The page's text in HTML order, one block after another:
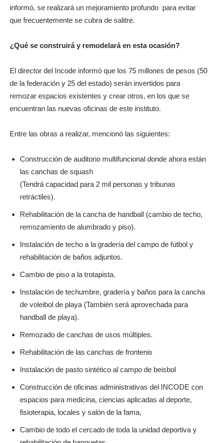
informó, se realizará un mejoramiento profundo para evitar
que frecuentemente se cubra de salitre.
¿Qué se construirá y remodelará en esta ocasión?
El director del Incode informó que los 75 millones de pesos (50
de la federación y 25 del estado) serán invertidos para
remozar espacios existentes y crear otros, en los que se
encuentran las nuevas oficinas de este instituto.
Entre las obras a realizar, mencionó las siguientes:
Construcción de auditorio multifuncional donde ahora están
las canchas de squash
(Tendrá capacidad para 2 mil personas y tribunas
retráctiles).
Rehabilitación de la cancha de handball (cambio de techo,
remozamiento de alumbrado y piso).
Instalación de techo a la gradería del campo de fútbol y
rehabilitación de baños adjuntos.
Cambio de piso a la trotapista.
Instalación de techumbre, gradería y baños para la cancha
de voleibol de playa (También será aprovechada para
handball de playa).
Remozado de canchas de usos múltiples.
Rehabilitación de las canchas de frontenis
Instalación de pasto sintético al campo de beisbol
Construcción de oficinas administrativas del INCODE con
espacios para medicina, ciencias aplicadas al deporte,
fisioterapia, locales y salón de la fama,
Cambio de todo el cercado de toda la unidad deportiva y